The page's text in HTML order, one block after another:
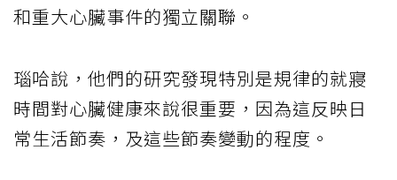
和重大心臟事件的獨立關聯。
瑙哈說，他們的研究發現特別是規律的就寢
時間對心臟健康來說很重要，因為這反映日
常生活節奏，及這些節奏變動的程度。